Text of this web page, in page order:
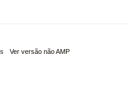
Ver versão não AMP